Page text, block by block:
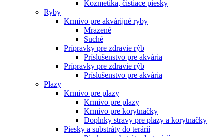
Kozmetika, čistiace piesky
Ryby
Krmivo pre akvárijné ryby
Mrazené
Suché
Prípravky pre zdravie rýb
Príslušenstvo pre akvária
Prípravky pre zdravie rýb
Príslušenstvo pre akvária
Plazy
Krmivo pre plazy
Krmivo pre plazy
Krmivo pre korytnačky
Doplnky stravy pre plazy a korytnačky
Piesky a substráty do terárií